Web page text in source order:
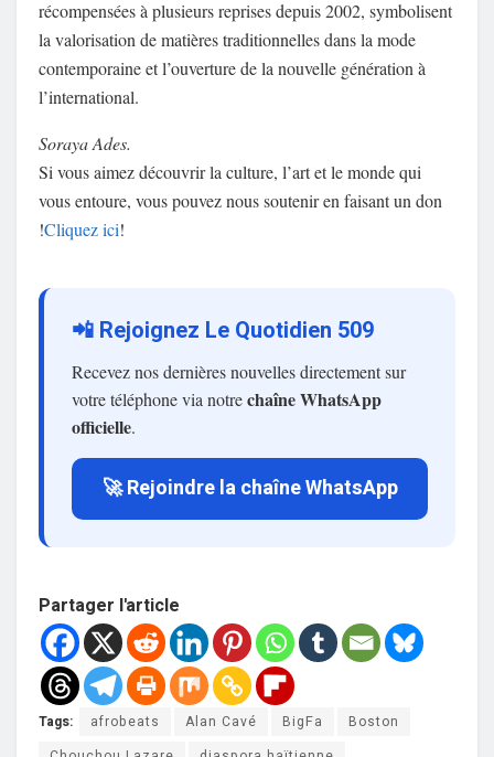
récompensées à plusieurs reprises depuis 2002, symbolisent
la valorisation de matières traditionnelles dans la mode
contemporaine et l’ouverture de la nouvelle génération à
l’international.
Soraya Ades.
Si vous aimez découvrir la culture, l’art et le monde qui
vous entoure, vous pouvez nous soutenir en faisant un don
!Cliquez ici!
📲 Rejoignez Le Quotidien 509
Recevez nos dernières nouvelles directement sur
votre téléphone via notrechaîne WhatsApp
officielle.
🚀 Rejoindre la chaîne WhatsApp
Partager l'article
Tags: afrobeats Alan Cavé BigFa
Boston